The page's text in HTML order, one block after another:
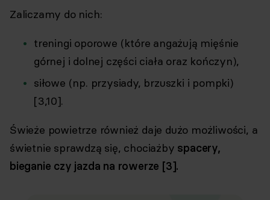
Zaliczamy do nich:
treningi oporowe (które angażują mięśnie
górnej i dolnej części ciała oraz kończyn),
siłowe (np. przysiady, brzuszki i pompki)
[3,10].
Świeże powietrze również daje dużo możliwości, a
świetnie sprawdzą się, chociażby spacery,
bieganie czy jazda na rowerze [3].